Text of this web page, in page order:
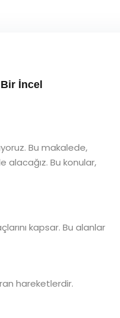
İncel
Bu makalede,
alacağız. Bu konular,
kapsar. Bu alanlar
hareketlerdir.